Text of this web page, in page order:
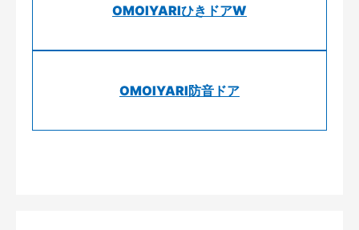
OMOIYARIひきドアW
OMOIYARI防音ドア